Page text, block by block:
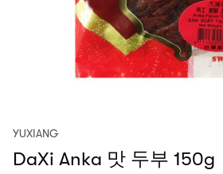
YUXIANG
DaXi Anka 맛 두부 150g